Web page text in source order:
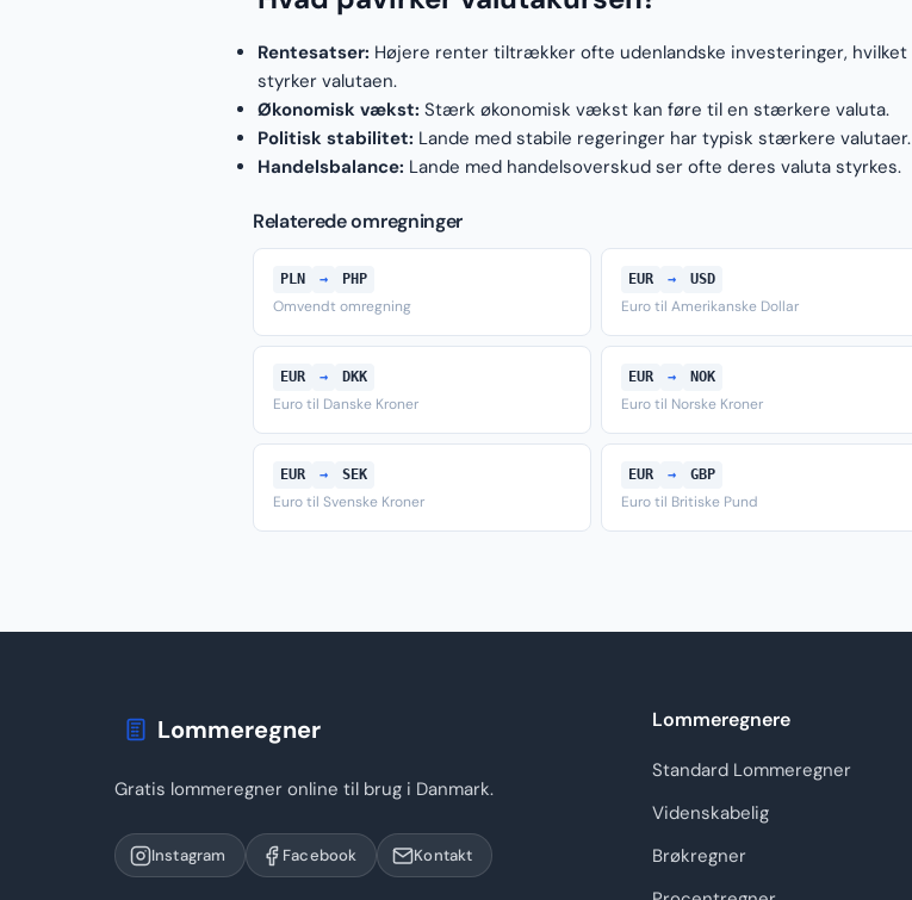
Rentesatser: Højere renter tiltrækker ofte udenlandske investeringer, hvilket
styrker valutaen.
Økonomisk vækst: Stærk økonomisk vækst kan føre til en stærkere valuta.
Politisk stabilitet: Lande med stabile regeringer har typisk stærkere valutaer.
Handelsbalance: Lande med handelsoverskud ser ofte deres valuta styrkes.
Relaterede omregninger
PLN → PHP
Omvendt omregning
EUR → USD
Euro til Amerikanske Dollar
EUR → DKK
Euro til Danske Kroner
EUR → NOK
Euro til Norske Kroner
EUR → SEK
Euro til Svenske Kroner
EUR → GBP
Euro til Britiske Pund
Lommeregner
Gratis lommeregner online til brug i Danmark.
Instagram Facebook Kontakt
Lommeregnere
Standard Lommeregner
Videnskabelig
Brøkregner